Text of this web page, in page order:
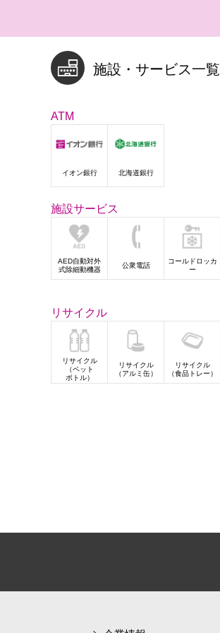
施設・サービス一覧
ATM
イオン銀行 北海道銀行
施設サービス
AED自動対外
式除細動機器
公衆電話
コールドロッカ
ー
リサイクル
リサイクル
（ペット
ボトル）
リサイクル
（アルミ缶）
リサイクル
（食品トレー）